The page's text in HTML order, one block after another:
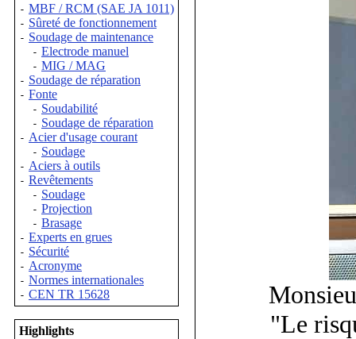
- MBF / RCM (SAE JA 1011)
- Sûreté de fonctionnement
- Soudage de maintenance
- Electrode manuel
- MIG / MAG
- Soudage de réparation
- Fonte
- Soudabilité
- Soudage de réparation
- Acier d'usage courant
- Soudage
- Aciers à outils
- Revêtements
- Soudage
- Projection
- Brasage
- Experts en grues
- Sécurité
- Acronyme
- Normes internationales
- CEN TR 15628
Highlights
"Le